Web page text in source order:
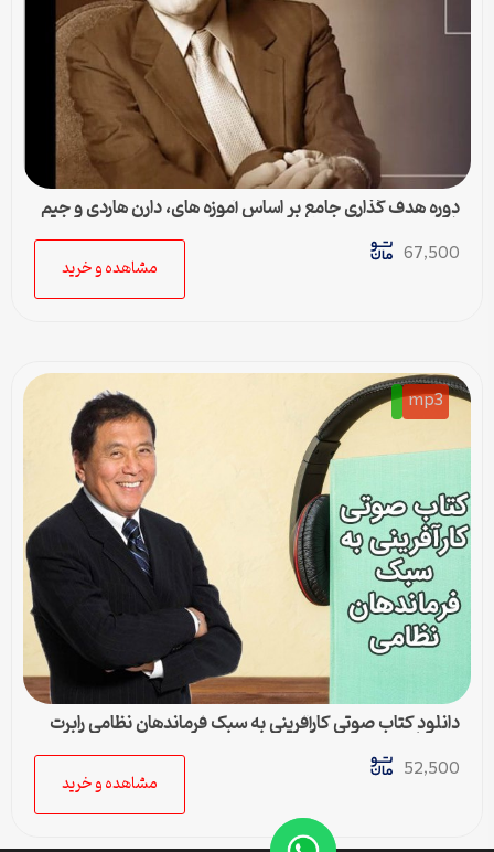
دوره هدف گذاری جامع بر اساس آموزه های، دارن هاردی و جیم
ران
67,500
مشاهده و خرید
mp3
دانلود کتاب صوتی کارآفرینی به سبک فرماندهان نظامی رابرت
کیوساکی
52,500
مشاهده و خرید